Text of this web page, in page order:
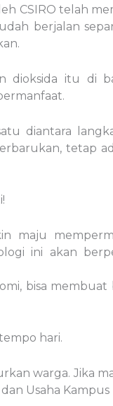
CSIRO telah
berjalan
dioksida itu di
diantara
tetap
maju
ini akan
bisa membuat
hari.
warga. Jika
Usaha Kampus